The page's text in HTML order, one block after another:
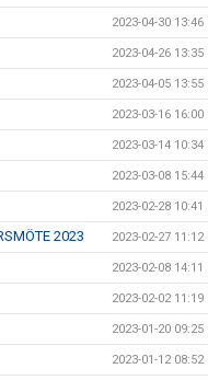
2023-04-30 13:46
2023-04-26 13:35
2023-04-05 13:55
2023-03-16 16:00
2023-03-14 10:34
2023-03-08 15:44
2023-02-28 10:41
2023 2023-02-27 11:12
2023-02-08 14:11
2023-02-02 11:19
2023-01-20 09:25
2023-01-12 08:52